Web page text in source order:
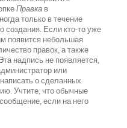
Правкав
только в течение
создания. Если кто-то уже
появится небольшая
правок, а также
надпись не появляется,
или
о сделанных
Учтите, что обычные
если на него